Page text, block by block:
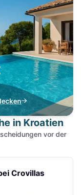
in Kroatien
vor der
Crovillas